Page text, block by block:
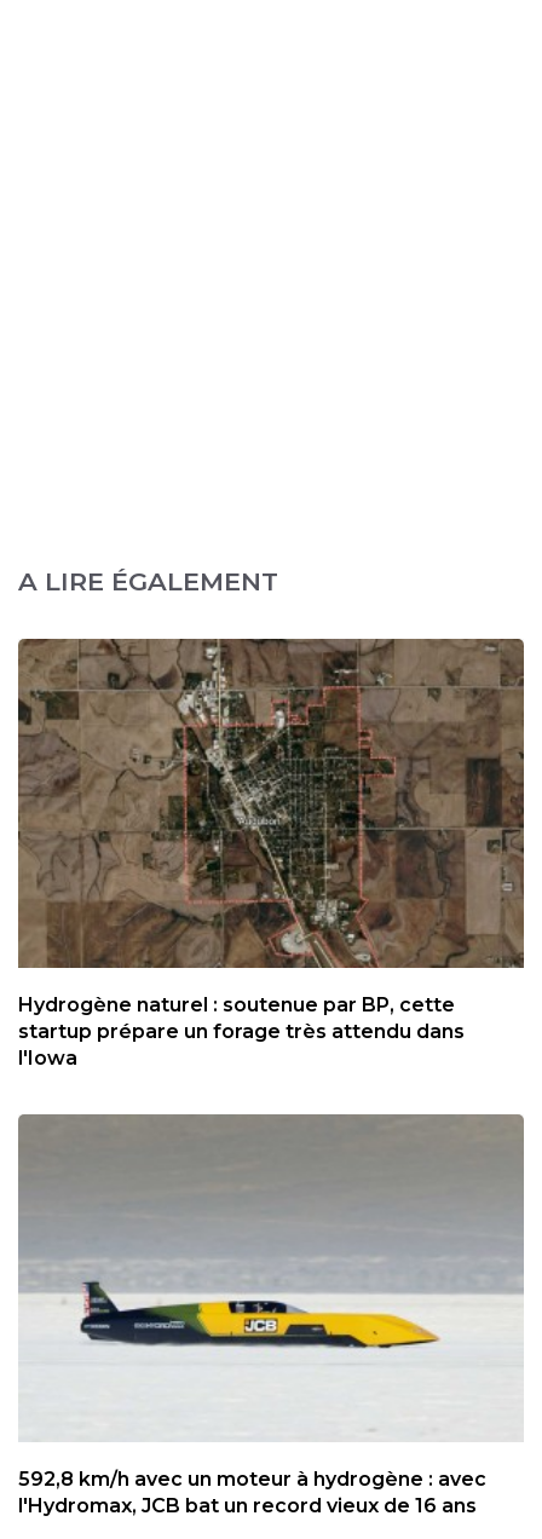
A LIRE ÉGALEMENT
Hydrogène naturel : soutenue par BP, cette
startup prépare un forage très attendu dans
l'Iowa
592,8 km/h avec un moteur à hydrogène : avec
l'Hydromax, JCB bat un record vieux de 16 ans